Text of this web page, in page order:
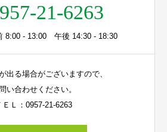
21-6263
8:00 - 13:00 午後 14:30 - 18:30
出る場合がございますので、
い合わせください。
ＥＬ：0957-21-6263